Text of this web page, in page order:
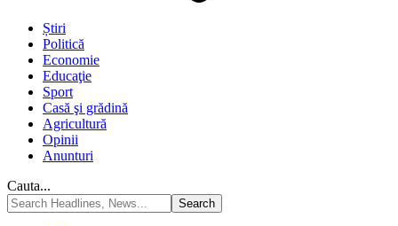
Știri
Politică
Economie
Educaţie
Sport
Casă şi grădină
Agricultură
Opinii
Anunturi
Cauta...